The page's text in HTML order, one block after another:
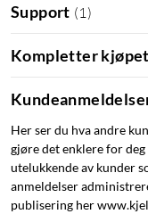
Support (1 )
Kompletter
Her ser du hva andre
gjøre det enklere for
utelukkende av kunder
anmeldelser
publisering her